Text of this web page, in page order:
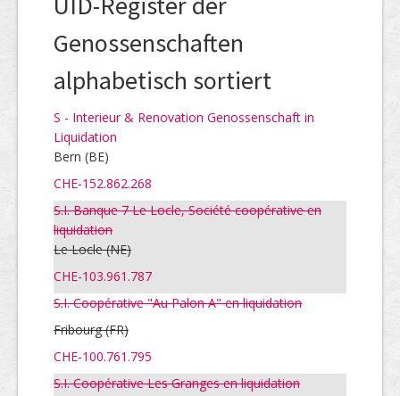
Genossenschaften
alphabetisch sortiert
S - Interieur & Renovation Genossenschaft in
Liquidation
Bern (BE)
CHE-152.862.268
S.I. Banque 7 Le Locle, Société coopérative en
liquidation
Le Locle(NE)
CHE-103.961.787
S.I. Coopérative "Au Palon A" en liquidation
Fribourg(FR)
CHE-100.761.795
S.I. Coopérative Les Granges en liquidation